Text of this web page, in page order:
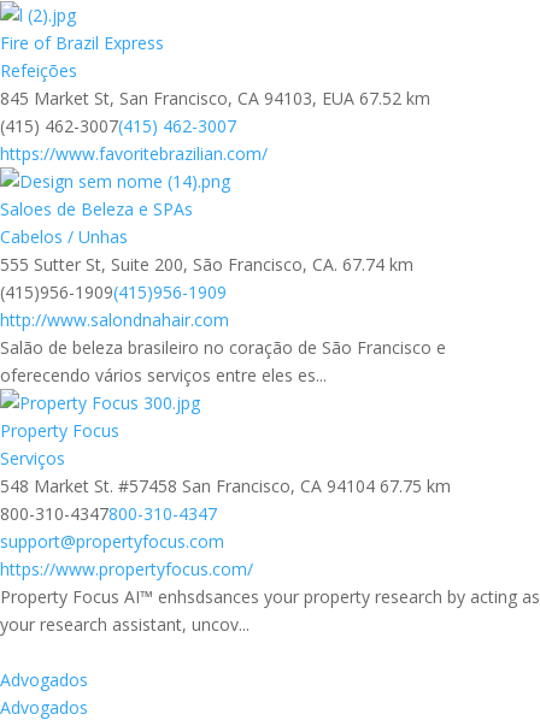
Fire of Brazil Express
Refeições
845 Market St, San Francisco, CA 94103, EUA 67.52 km
(415) 462-3007(415) 462-3007
https://www.favoritebrazilian.com/
Saloes de Beleza e SPAs
Cabelos / Unhas
555 Sutter St, Suite 200, São Francisco, CA. 67.74 km
(415)956-1909(415)956-1909
http://www.salondnahair.com
Salão de beleza brasileiro no coração de São Francisco e
oferecendo vários serviços entre eles es...
Property Focus
Serviços
548 Market St. #57458 San Francisco, CA 94104 67.75 km
800-310-4347800-310-4347
support@propertyfocus.com
https://www.propertyfocus.com/
Property Focus AI™ enhsdsances your property research by acting as
your research assistant, uncov...
Advogados
Advogados